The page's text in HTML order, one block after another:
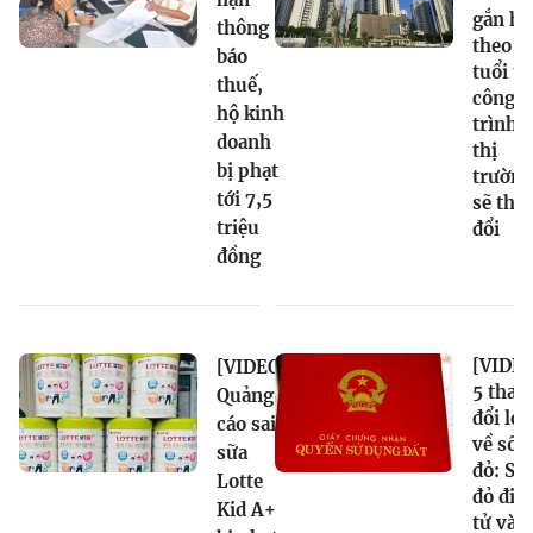
thông
báo
thuế,
hộ kinh
doanh
bị phạt
tới 7,5
triệu
đồng
gắn
theo
tuổi
công
trình,
thị
trường
sẽ
đổi
[VIDEO]
Quảng
cáo sai
sữa
Lotte
Kid A+
5 thay
đổi lớn
về sổ
đỏ: Sổ
đỏ
tử và